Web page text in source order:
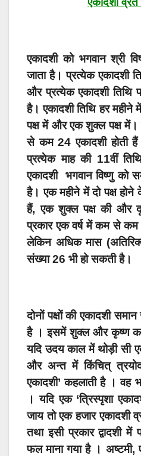
एकादशी को भगवान श्री
जाता है। प्रत्येक एकादशी
और प्रत्येक एकादशी तिथि
है। एकादशी तिथि हर महीने
पक्ष में और एक शुक्ल पक्ष में।
से कम 24 एकादशी होती
प्रत्येक माह की 11वीं
एकादशीभगवान विष्णु को
है। एक महीने में दो पक्ष
हैं, एक शुक्ल पक्ष की और
प्रकार एक वर्ष में कम से कम
लेकिन अधिक मास
संख्या 26 भी हो सकती है।
दोनों पक्षों की एकादशी
है । इसमें शुक्ल और कृष्ण का
यदि उदय काल में थोड़ी सी
और अन्त में किंचित्
एकादशी’ कहलाती है । वह
। यदि एक ‘त्रिस्पृशा
जाय तो एक हजार एकादशी
तथा इसी प्रकार द्वादशी
फल माना गया है । अष्टमी,